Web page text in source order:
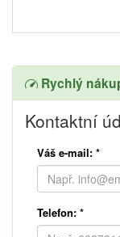
Rychlý
Kontaktní
Váš e-mail: *
Telefon: *